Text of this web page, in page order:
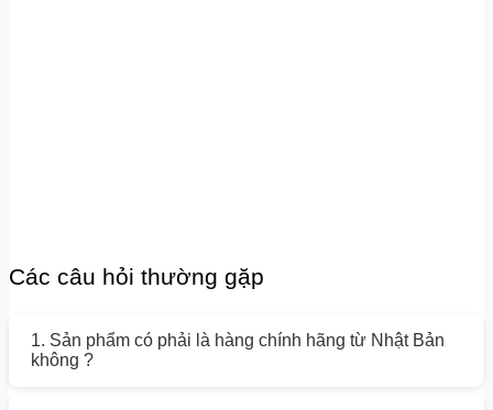
Các câu hỏi thường gặp
1. Sản phẩm có phải là hàng chính hãng từ Nhật Bản
không ?